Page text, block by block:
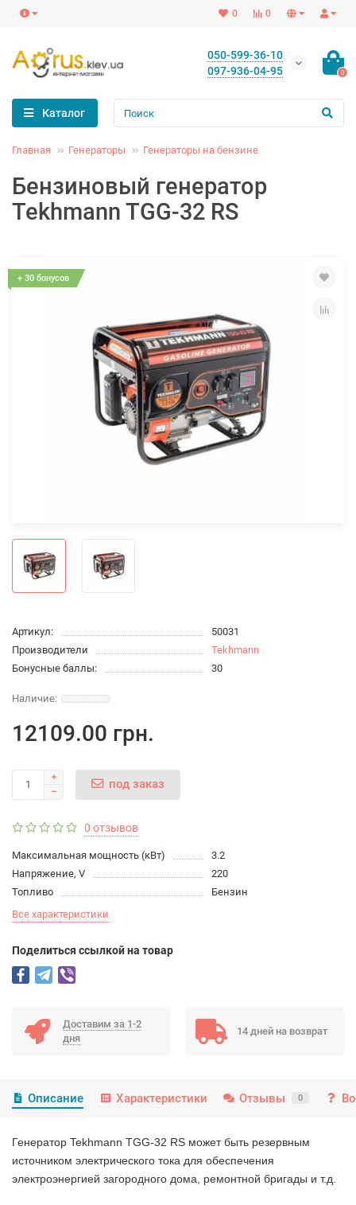
0
0
050-599-36-10
097-936-04-95
0
Каталог
Главная Генераторы Генераторы на бензине
Бензиновый генератор
Tekhmann TGG-32 RS
+ 30 бонусов
Артикул:
50031
Производители
Tekhmann
Бонусные баллы:
30
12109.00 грн.
под заказ
0 отзывов
Максимальная мощность (кВт)
3.2
Напряжение, V
220
Топливо
Бензин
Все характеристики
Поделиться ссылкой на товар
Доставим за 1-2
дня
14 дней на возврат
Описание Характеристики Отзывы 0
Генератор Tekhmann TGG-32 RS может быть резервным
источником электрического тока для обеспечения
электроэнергией загородного дома, ремонтной бригады и т.д.